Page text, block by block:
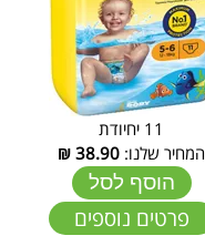
11 יחיודת
המחיר שלנו: 38.90
₪
הוסף לסל
פרטים נוספים